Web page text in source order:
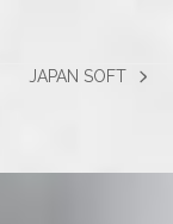
next
JAPAN SOFT